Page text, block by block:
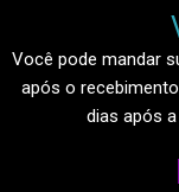
Você pode mandar
após o
dias após